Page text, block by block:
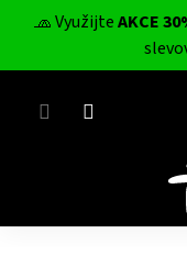
🧢 VyužijteAKCE
CZK